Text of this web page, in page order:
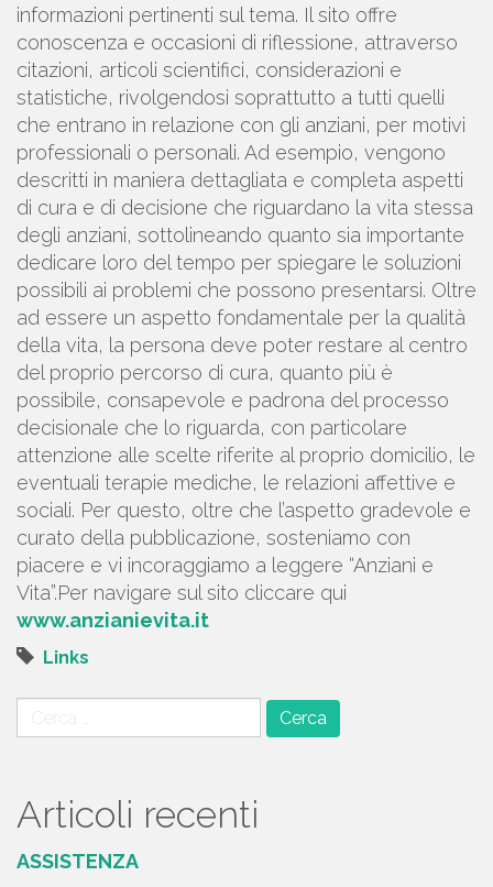
informazioni pertinenti sul tema. Il sito offre
conoscenza e occasioni di riflessione, attraverso
citazioni, articoli scientifici, considerazioni e
statistiche, rivolgendosi soprattutto a tutti quelli
che entrano in relazione con gli anziani, per motivi
professionali o personali. Ad esempio, vengono
descritti in maniera dettagliata e completa aspetti
di cura e di decisione che riguardano la vita stessa
degli anziani, sottolineando quanto sia importante
dedicare loro del tempo per spiegare le soluzioni
possibili ai problemi che possono presentarsi. Oltre
ad essere un aspetto fondamentale per la qualità
della vita, la persona deve poter restare al centro
del proprio percorso di cura, quanto più è
possibile, consapevole e padrona del processo
decisionale che lo riguarda, con particolare
attenzione alle scelte riferite al proprio domicilio, le
eventuali terapie mediche, le relazioni affettive e
sociali. Per questo, oltre che l’aspetto gradevole e
curato della pubblicazione, sosteniamo con
piacere e vi incoraggiamo a leggere “Anziani e
Vita”.Per navigare sul sito cliccare qui
www.anzianievita.it
Links
per:
Articoli recenti
ASSISTENZA